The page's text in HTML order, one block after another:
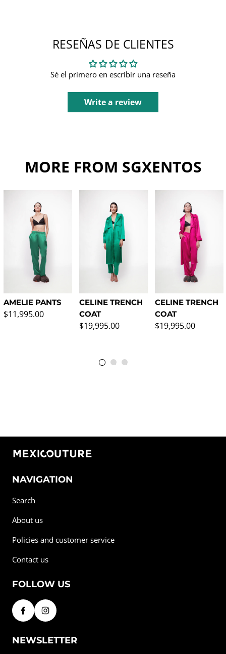
RESEÑAS DE CLIENTES
Sé el primero en escribir una reseña
Write a review
MORE FROM SGXENTOS
AMELIE PANTS
Regular price
$11,995.00
CELINE TRENCH
COAT
Regular price
$19,995.00
CELINE TRENCH
COAT
Regular price
$19,995.00
NAVIGATION
Search
About us
Policies and customer service
Contact us
FOLLOW US
NEWSLETTER